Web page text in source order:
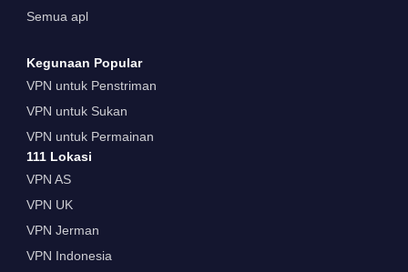
Semua apl
Kegunaan Popular
VPN untuk Penstriman
VPN untuk Sukan
VPN untuk Permainan
111 Lokasi
VPN AS
VPN UK
VPN Jerman
VPN Indonesia